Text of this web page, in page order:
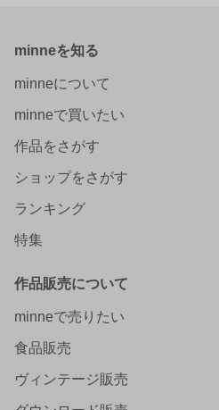
minneを知る
minneについて
minneで買いたい
作品をさがす
ショップをさがす
ランキング
特集
作品販売について
minneで売りたい
食品販売
ヴィンテージ販売